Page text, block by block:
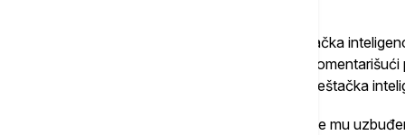
"Kao što se i očekivalo, (izgleda) da veštačka
službama", napisao je on na LinkedIn-u,
je pokazan besprekoran razgovor koji je veštačka
"Za mene je razgovor malo spor, nedostaje mu